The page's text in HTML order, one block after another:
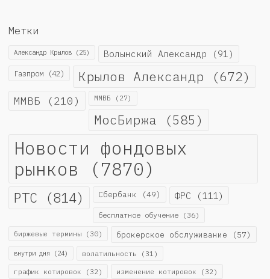
Метки
Александр Крылов (25) Волынский Александр (91)
Газпром (42) Крылов Александр (672)
ММВБ (210) ММВБ (27)
МосБиржа (585)
Новости фондовых
рынков (7870)
РТС (814) Сбербанк (49) ФРС (111)
бесплатное обучение (36)
биржевые термины (30) брокерское обслуживание (57)
внутри дня (24) волатильность (31)
график котировок (32) изменение котировок (32)